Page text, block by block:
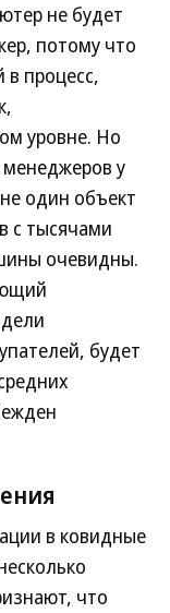
не будет
потому что
процесс,
уровне. Но
менеджеров у
один объект
с тысячами
очевидны.
будет
в ковидные
что